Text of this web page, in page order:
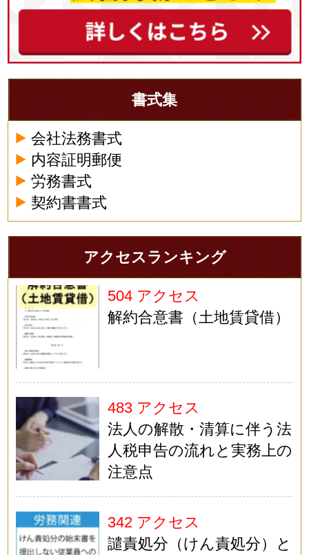
書式集
会社法務書式
内容証明郵便
労務書式
契約書書式
アクセスランキング
504 アクセス
解約合意書（土地賃貸借）
483 アクセス
法人の解散・清算に伴う法
人税申告の流れと実務上の
注意点
342 アクセス
譴責処分（けん責処分）と